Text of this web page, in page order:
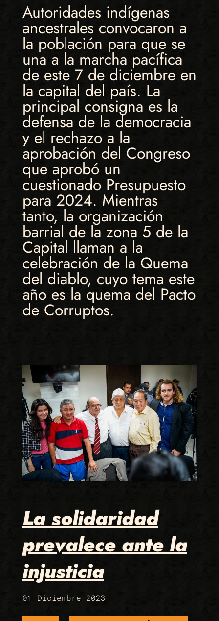
Autoridades indígenas
ancestrales convocaron a
la población para que se
una a la marcha pacífica
de este 7 de diciembre en
la capital del país. La
principal consigna es la
defensa de la democracia
y el rechazo a la
aprobación del Congreso
que aprobó un
cuestionado Presupuesto
para 2024. Mientras
tanto, la organización
barrial de la zona 5 de la
Capital llaman a la
celebración de la Quema
del diablo, cuyo tema este
año es la quema del Pacto
de Corruptos.
La solidaridad
prevalece ante la
injusticia
01 Diciembre 2023